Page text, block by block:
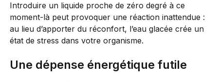
Introduire un liquide proche de zéro degré à ce
moment-là peut provoquer une réaction inattendue :
au lieu d’apporter du réconfort, l’eau glacée crée un
état de stress dans votre organisme.
Une dépense énergétique futile